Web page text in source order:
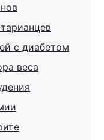
с диабетом
веса